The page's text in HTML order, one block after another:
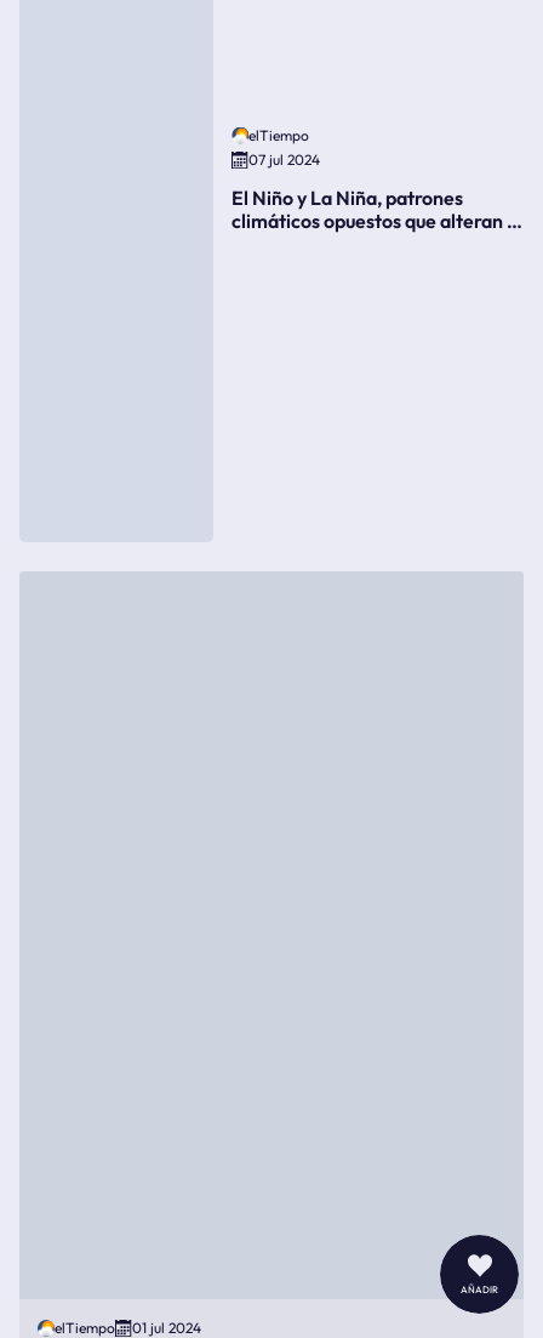
añadir
elTiempo
07 jul 2024
El Niño y La Niña, patrones
climáticos opuestos que alteran la
elTiempo 01 jul 2024